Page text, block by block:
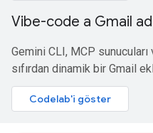
Vibe-code a Gmail
Gemini CLI, MCP
sıfırdan dinamik bir Gmail
Codelab'i göster